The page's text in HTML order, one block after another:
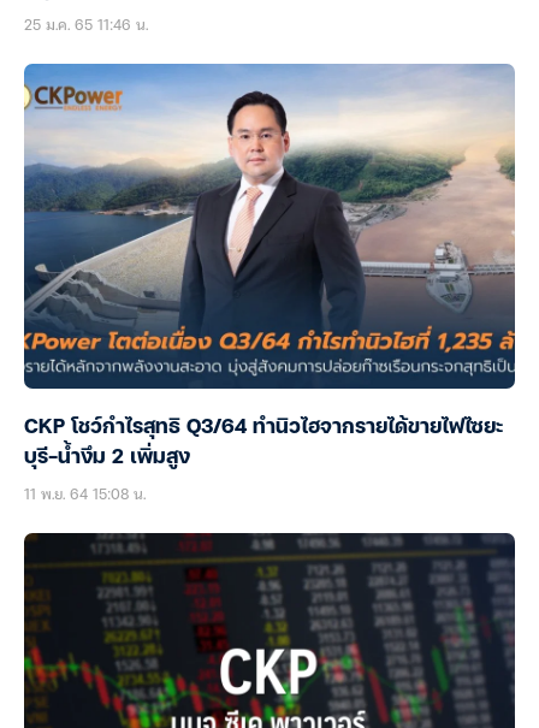
25 ม.ค. 65 11:46 น.
CKP โชว์กำไรสุทธิ Q3/64 ทำนิวไฮจากรายได้ขายไฟไซยะ
บุรี-น้ำงึม 2 เพิ่มสูง
11 พ.ย. 64 15:08 น.